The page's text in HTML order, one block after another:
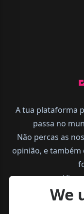
A tua plataforma
passa no
Não percas as
opinião, e
Vive
We